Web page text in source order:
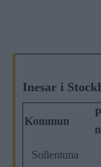
Inesar i
Kommun
Sollentuna